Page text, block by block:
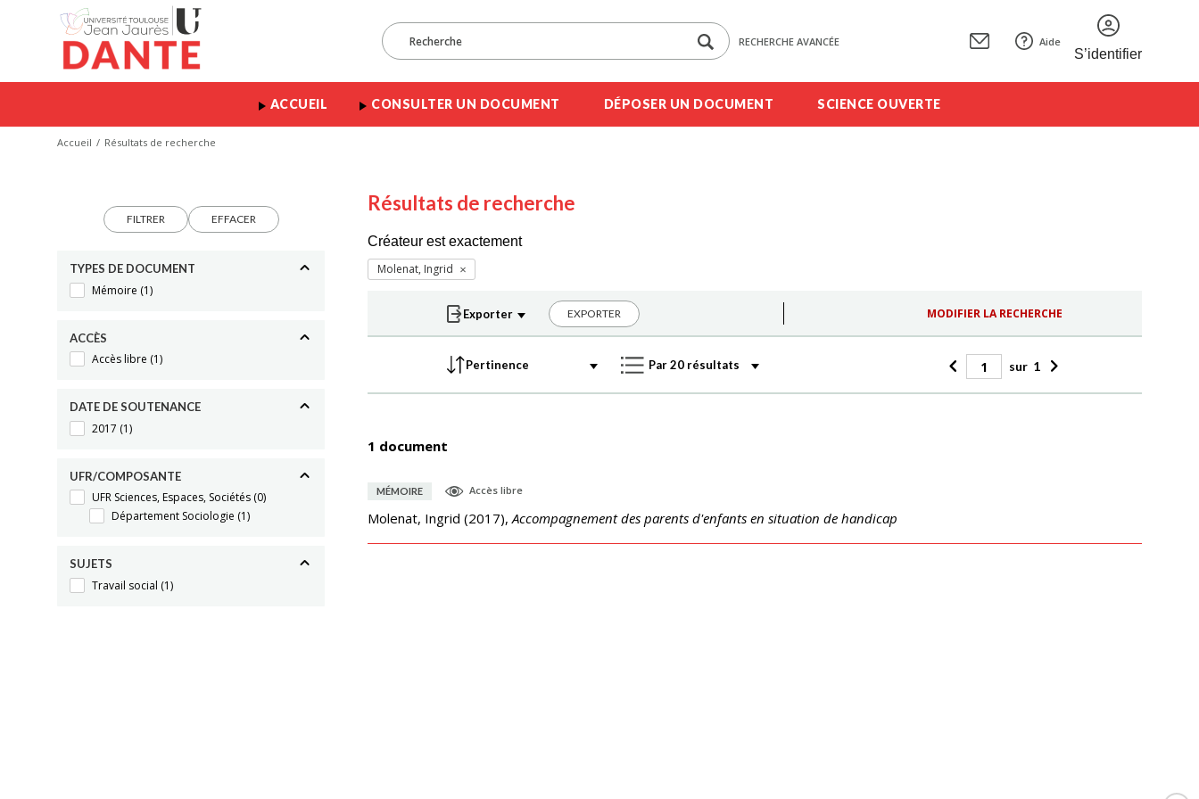
RECHERCHE AVANCÉE Aide
S’identifier
ACCUEIL CONSULTER UN DOCUMENT DÉPOSER UN DOCUMENT SCIENCE OUVERTE
Accueil Résultats de recherche
FILTRER EFFACER
TYPES DE DOCUMENT
Mémoire (1)
ACCÈS
Accès libre (1)
DATE DE SOUTENANCE
2017 (1)
UFR/COMPOSANTE
UFR Sciences, Espaces, Sociétés (0)
Département Sociologie (1)
SUJETS
Travail social (1)
Résultats de recherche
Créateur est exactement
Molenat, Ingrid
EXPORTER MODIFIER LA RECHERCHE
sur 1
1 document
MÉMOIRE Accès libre
Molenat, Ingrid (2017),Accompagnement des parents d'enfants en situation de handicap